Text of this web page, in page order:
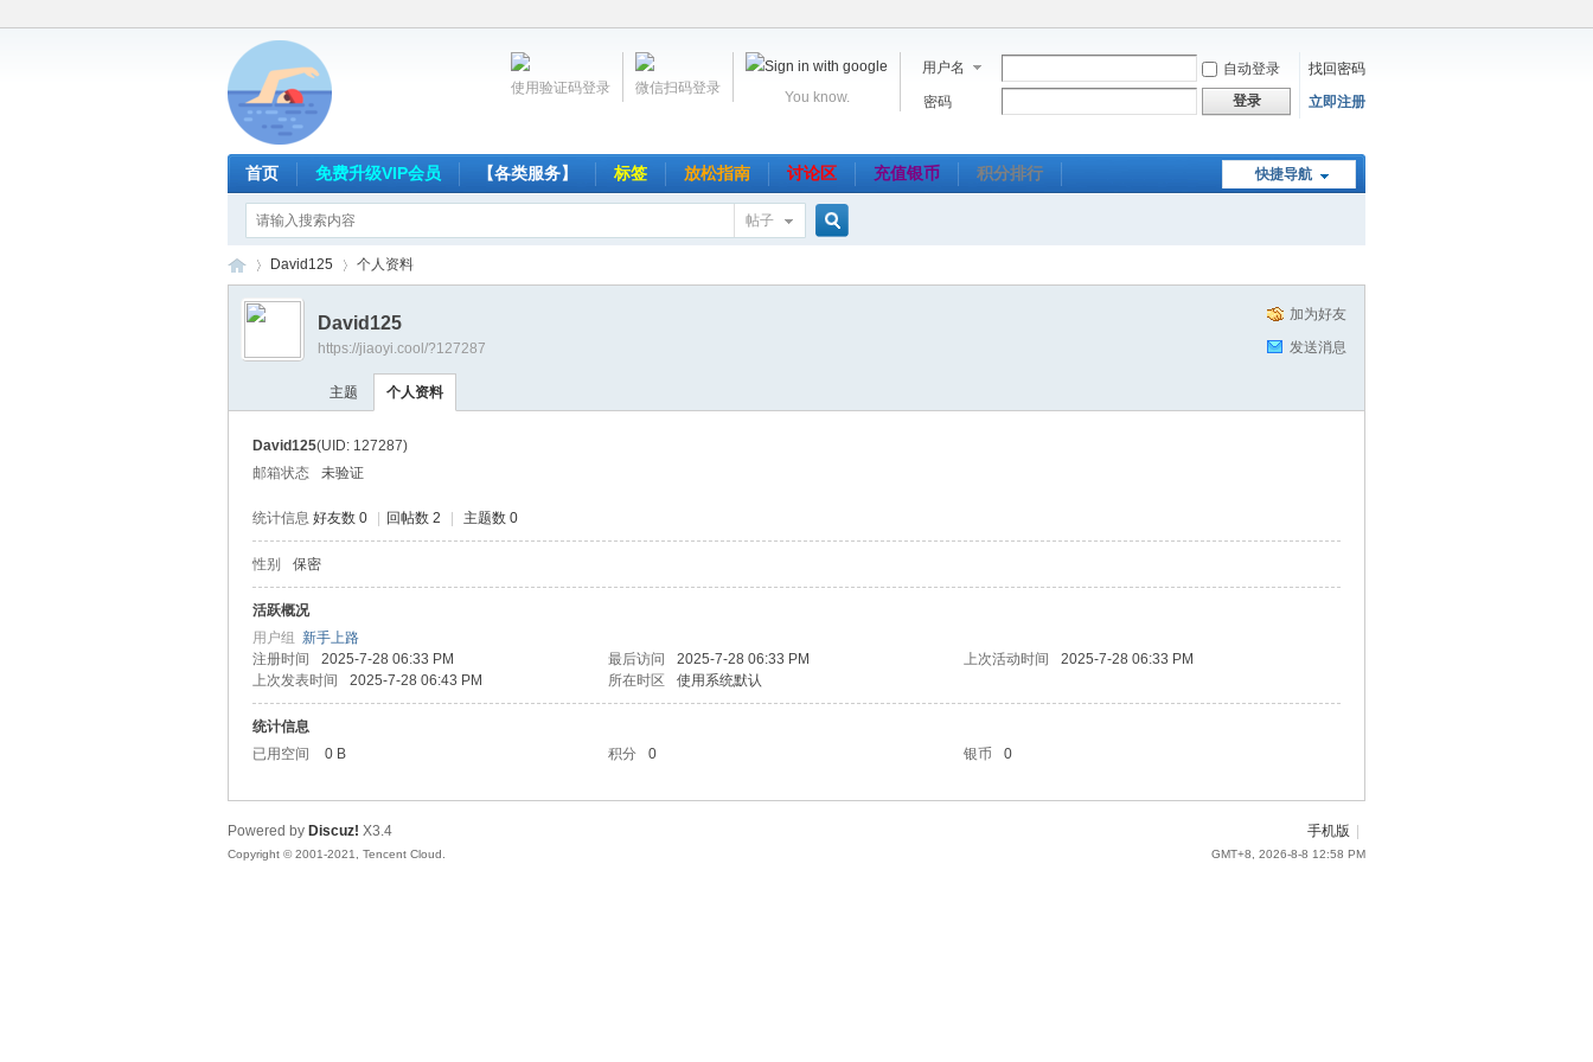
用户名 自动登录
找回密码
密码
登录 立即注册
You know.
微信扫码登录
使用验证码登录
快捷导航
首页 免费升级VIP会员 【各类服务】 标签 放松指南 讨论区 充值银币 积分排行
帖子
网
›
David125 个人资料
加为好友
发送消息
David125
https://jiaoyi.cool/?127287
主题 个人资料
David125(UID: 127287)
邮箱状态
未验证
统计信息 好友数 0 回帖数 2 主题数 0
性别 保密
活跃概况
用户组 新手上路
注册时间
2025-7-28 06:33 PM 最后访问 2025-7-28 06:33 PM 上次活动时间
2025-7-28 06:33 PM
上次发表时间
2025-7-28 06:43 PM 所在时区 使用系统默认
统计信息
已用空间
0 B 积分 0 银币 0
手机版
GMT+8, 2026-8-8 12:58 PM
Powered by Discuz! X3.4
Copyright © 2001-2021, Tencent Cloud.